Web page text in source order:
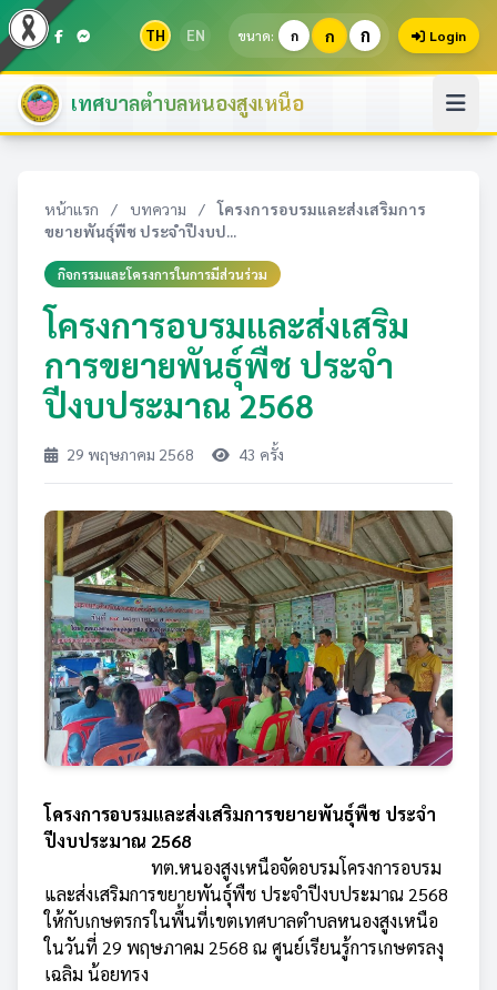
TH EN ขนาด: ก ก ก Login
เทศบาลตำบลหนองสูงเหนือ
หน้าแรก / บทความ /
โครงการอบรมและส่งเสริมการ
ขยายพันธุ์พืช ประจำปีงบป...
กิจกรรมและโครงการในการมีส่วนร่วม
โครงการอบรมและส่งเสริม
การขยายพันธุ์พืช ประจำ
ปีงบประมาณ 2568
29 พฤษภาคม 2568 43 ครั้ง
โครงการอบรมและส่งเสริมการขยายพันธุ์พืช ประจำ
ปีงบประมาณ 2568
ทต.หนองสูงเหนือจัดอบรมโครงการอบรม
และส่งเสริมการขยายพันธุ์พืช ประจำปีงบประมาณ 2568
ให้กับเกษตรกรในพื้นที่เขตเทศบาลตำบลหนองสูงเหนือ
ในวันที่ 29 พฤษภาคม 2568 ณ ศูนย์เรียนรู้การเกษตรลงุ
เฉลิม น้อยทรง